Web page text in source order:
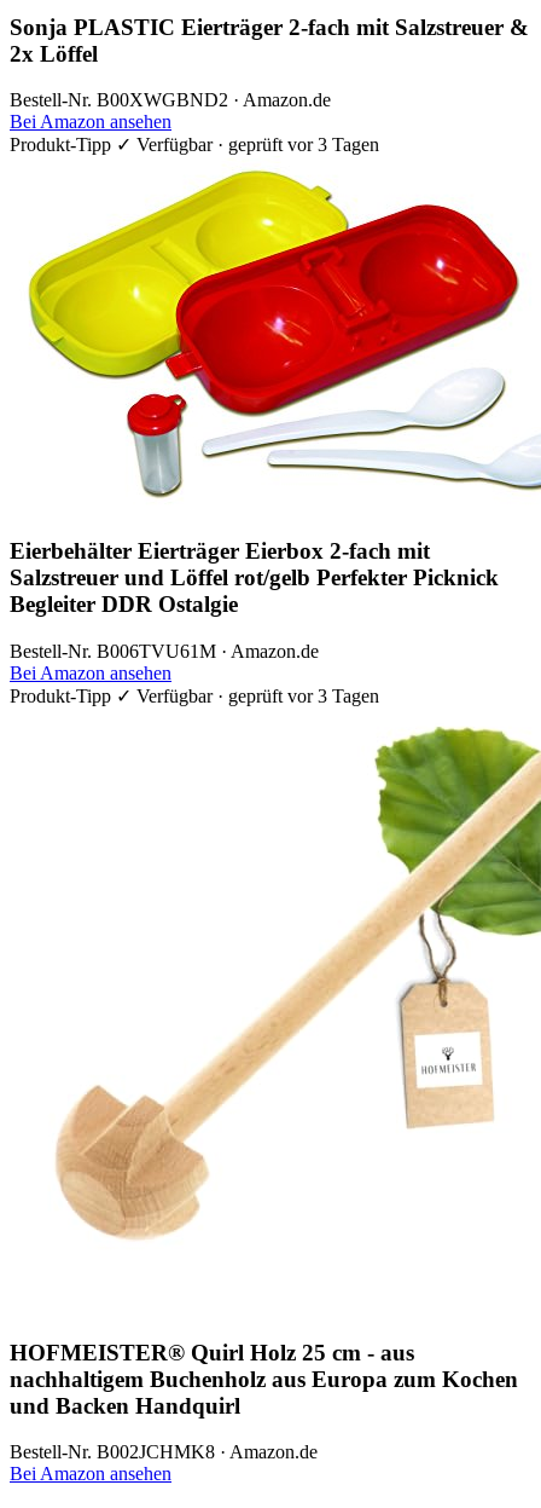
Sonja PLASTIC Eierträger 2-fach mit Salzstreuer &
2x Löffel
Bestell-Nr. B00XWGBND2 · Amazon.de
Bei Amazon ansehen
Produkt-Tipp ✓ Verfügbar · geprüft vor 3 Tagen
Eierbehälter Eierträger Eierbox 2-fach mit
Salzstreuer und Löffel rot/gelb Perfekter Picknick
Begleiter DDR Ostalgie
Bestell-Nr. B006TVU61M · Amazon.de
Bei Amazon ansehen
Produkt-Tipp ✓ Verfügbar · geprüft vor 3 Tagen
HOFMEISTER® Quirl Holz 25 cm - aus
nachhaltigem Buchenholz aus Europa zum Kochen
und Backen Handquirl
Bestell-Nr. B002JCHMK8 · Amazon.de
Bei Amazon ansehen